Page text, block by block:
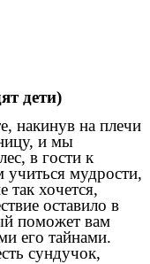
дети)
накинув на плечи
и мы
в гости к
учиться мудрости,
так хочется,
оставило в
поможет вам
его тайнами.
сундучок,